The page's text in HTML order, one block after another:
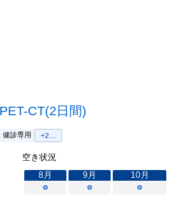
CT(2日間)
健診専用 +2...
空き状況
8月 9月 10月
○
○ ○